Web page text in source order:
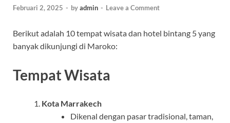
Februari 2, 2025 - byadmin - Leave a Comment
Berikut adalah 10 tempat wisata dan hotel bintang 5 yang
banyak dikunjungi di Maroko:
Tempat Wisata
Kota Marrakech
Dikenal dengan pasar tradisional, taman,